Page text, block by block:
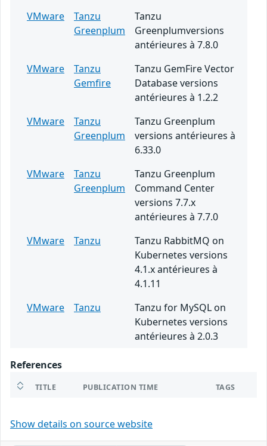
VMware
Tanzu
Greenplum
Tanzu
Greenplumversions
antérieures à 7.8.0
VMware
Tanzu
Gemfire
Tanzu GemFire Vector
Database versions
antérieures à 1.2.2
VMware
Tanzu
Greenplum
Tanzu Greenplum
versions antérieures à
6.33.0
VMware
Tanzu
Greenplum
Tanzu Greenplum
Command Center
versions 7.7.x
antérieures à 7.7.0
VMware
Tanzu
Tanzu RabbitMQ on
Kubernetes versions
4.1.x antérieures à
4.1.11
VMware
Tanzu
Tanzu for MySQL on
Kubernetes versions
antérieures à 2.0.3
References
TITLE PUBLICATION TIME TAGS
Show details on source website